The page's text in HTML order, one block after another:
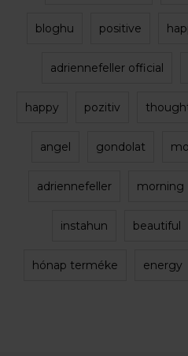
bloghu positive
adriennefeller official
happy pozitiv
angel gondolat
adriennefeller morning
instahun beautiful
hónap terméke energy